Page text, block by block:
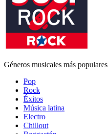
Géneros musicales más populares
Pop
Rock
Éxitos
Música latina
Electro
Chillout